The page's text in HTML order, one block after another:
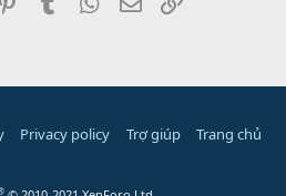
Privacy policy Trợ giúp Trang chủ